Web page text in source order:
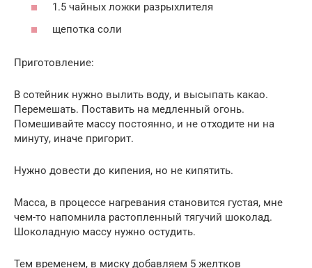
1.5 чайных ложки разрыхлителя
щепотка соли
Приготовление:
В сотейник нужно вылить воду, и высыпать какао.
Перемешать. Поставить на медленный огонь.
Помешивайте массу постоянно, и не отходите ни на
минуту, иначе пригорит.
Нужно довести до кипения, но не кипятить.
Масса, в процессе нагревания становится густая, мне
чем-то напомнила растопленный тягучий шоколад.
Шоколадную массу нужно остудить.
Тем временем, в миску добавляем 5 желтков